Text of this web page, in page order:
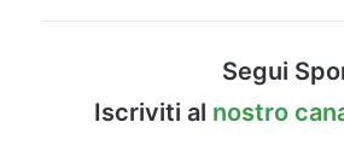
Segui
Iscriviti al nostro